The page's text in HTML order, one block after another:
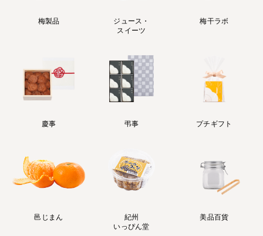
梅製品
ジュース・
スイーツ
梅干ラボ
慶事 弔事 プチギフト
邑じまん
紀州
いっぴん堂
美品百貨